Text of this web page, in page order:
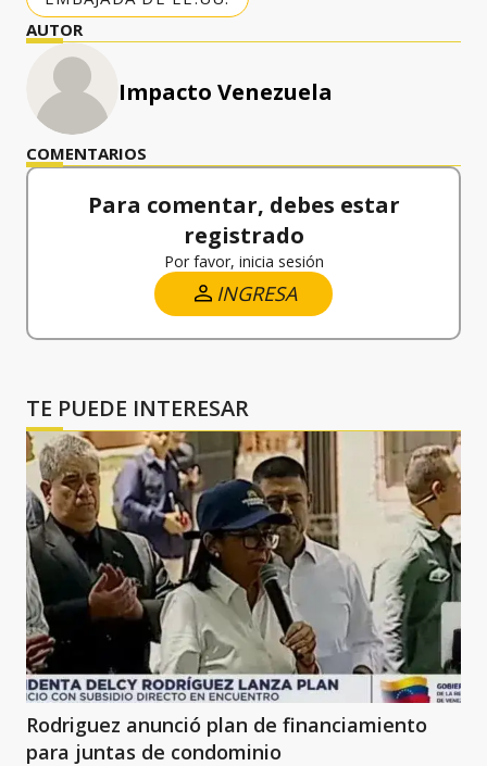
AUTOR
Impacto Venezuela
COMENTARIOS
Para comentar, debes estar
registrado
Por favor, inicia sesión
INGRESA
TE PUEDE INTERESAR
Rodriguez anunció plan de financiamiento
para juntas de condominio